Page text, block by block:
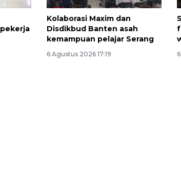
Kolaborasi Maxim dan
Disdikbud Banten asah
kemampuan pelajar Serang
6 Agustus 2026 17:19